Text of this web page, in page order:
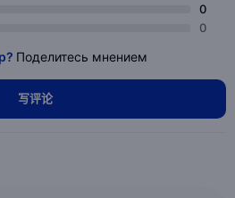
0
0
Поделитесь мнением
写评论